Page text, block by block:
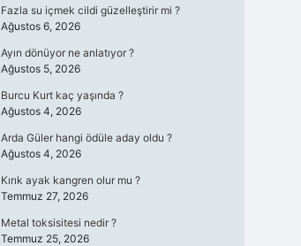
Fazla su içmek cildi güzelleştirir mi ?
Ağustos 6, 2026
Ayın dönüyor ne anlatıyor ?
Ağustos 5, 2026
Burcu Kurt kaç yaşında ?
Ağustos 4, 2026
Arda Güler hangi ödüle aday oldu ?
Ağustos 4, 2026
Kırık ayak kangren olur mu ?
Temmuz 27, 2026
Metal toksisitesi nedir ?
Temmuz 25, 2026